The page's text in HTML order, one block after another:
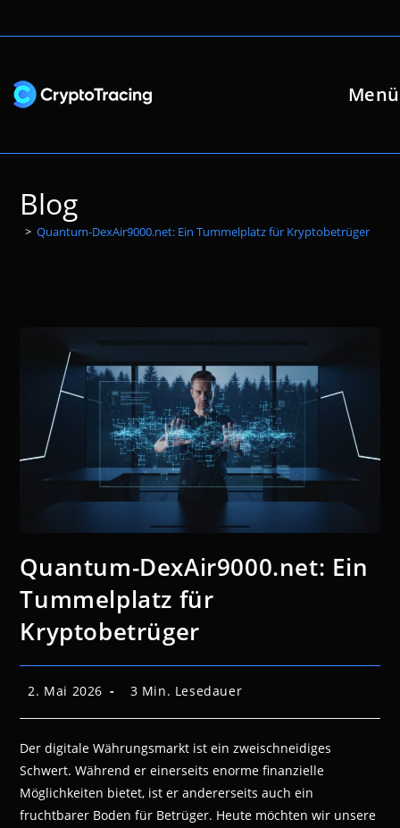
Inhalt
Menü
Blog
> Quantum-DexAir9000.net: Ein Tummelplatz für Kryptobetrüger
Quantum-DexAir9000.net: Ein
Tummelplatz für
Kryptobetrüger
Beitrag
2. Mai 2026 Lesedauer:
3 Min. Lesedauer
Der digitale Währungsmarkt ist ein zweischneidiges
Schwert. Während er einerseits enorme finanzielle
Möglichkeiten bietet, ist er andererseits auch ein
fruchtbarer Boden für Betrüger. Heute möchten wir unsere